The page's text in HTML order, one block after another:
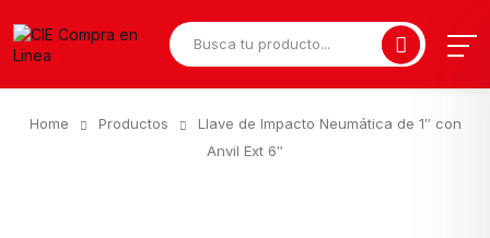
Home Productos
Llave de Impacto Neumática de 1″ con
Anvil Ext 6″